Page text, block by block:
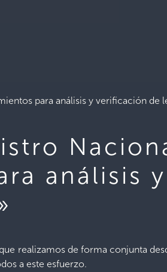
para análisis y verificación de
análisis y
realizamos de forma conjunta
a este esfuerzo.